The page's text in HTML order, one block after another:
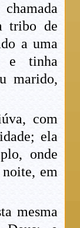
tribo de
a uma
e tinha
marido,
com
ela
onde
em
mesma